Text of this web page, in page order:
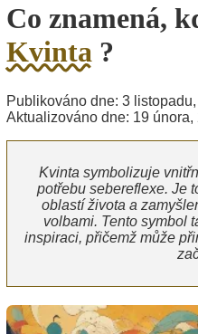
Co znamená,
Kvinta ?
Publikováno dne: 3
Aktualizováno dne: 19 února,
Kvinta symbolizuje
potřebu sebereflexe. Je
oblastí života a
volbami. Tento symbol
inspiraci, přičemž může